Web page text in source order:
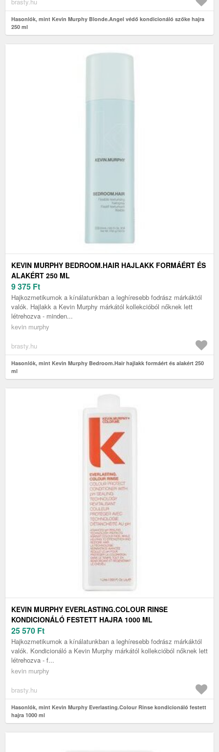
brasty.hu
Hasonlók, mint Kevin Murphy Blonde.Angel védő kondicionáló szőke hajra
250 ml
KEVIN MURPHY BEDROOM.HAIR HAJLAKK FORMÁÉRT ÉS
ALAKÉRT 250 ML
9 375 Ft
Hajkozmetikumok a kínálatunkban a leghíresebb fodrász márkáktól
valók. Hajlakk a Kevin Murphy márkától kollekcióból nőknek lett
létrehozva - minden...
kevin murphy
brasty.hu
Hasonlók, mint Kevin Murphy Bedroom.Hair hajlakk formáért és alakért 250
ml
KEVIN MURPHY EVERLASTING.COLOUR RINSE
KONDICIONÁLÓ FESTETT HAJRA 1000 ML
25 570 Ft
Hajkozmetikumok a kínálatunkban a leghíresebb fodrász márkáktól
valók. Kondicionáló a Kevin Murphy márkától kollekcióból nőknek lett
létrehozva - f...
kevin murphy
brasty.hu
Hasonlók, mint Kevin Murphy Everlasting.Colour Rinse kondicionáló festett
hajra 1000 ml